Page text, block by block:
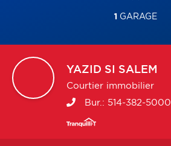
1 GARAGE
YAZID SI SALEM
Courtier immobilier
Bur.: 514-382-5000